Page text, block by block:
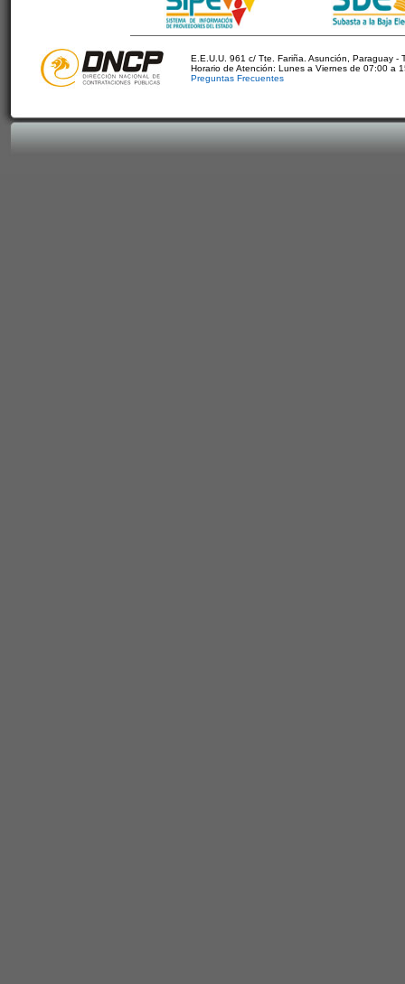
E.E.U.U. 961 c/ Tte. Fariña. Asunción, Paraguay -
Horario de Atención: Lunes a Viernes de 07:00 a
Preguntas Frecuentes